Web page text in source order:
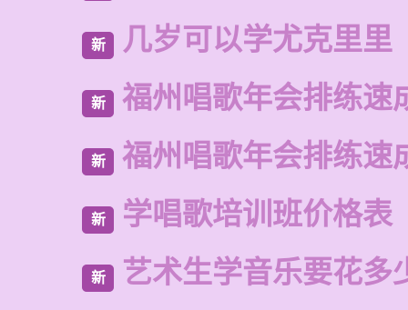
新 几岁可以学尤克里里
新 福州唱歌年会排练速
新 福州唱歌年会排练速
新 学唱歌培训班价格表
新 艺术生学音乐要花多